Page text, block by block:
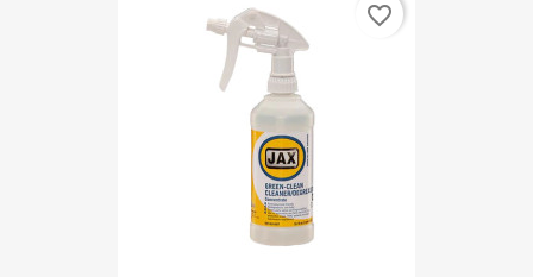
favorite_border